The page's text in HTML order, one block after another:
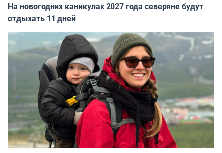
На новогодних каникулах 2027 года северяне будут
отдыхать 11 дней